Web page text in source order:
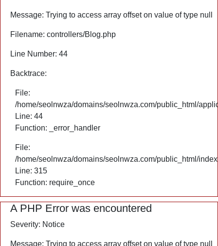
Message: Trying to access array offset on value of type null
Filename: controllers/Blog.php
Line Number: 44
Backtrace:
File:
/home/seolnwza/domains/seolnwza.com/public_html/
Line: 44
Function: _error_handler
File:
/home/seolnwza/domains/seolnwza.com/public_html/
Line: 315
Function: require_once
A PHP Error was encountered
Severity: Notice
Message: Trying to access array offset on value of type null